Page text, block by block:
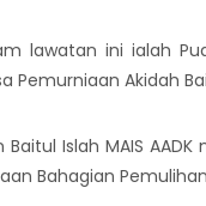
lawatan ini ialah
Pemurniaan Akidah
Baitul Islah MAIS
Bahagian